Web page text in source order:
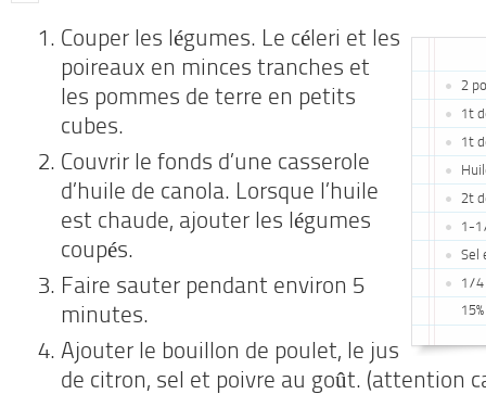
2
1t
1t
2t
1-
Sel
1/4
15%
Couper les légumes. Le céleri et les
poireaux en minces tranches et
les pommes de terre en petits
cubes.
Couvrir le fonds d’une casserole
d’huile de canola. Lorsque l’huile
est chaude, ajouter les légumes
coupés.
Faire sauter pendant environ 5
minutes.
Ajouter le bouillon de poulet, le jus
de citron, sel et poivre au goût. (attention